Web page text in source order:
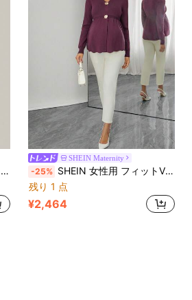
SHEIN Maternity
-25% SHEIN 女性用 フィットVネック メタルボタン ラッフルヘム デザイン エレガントなマタニティカーディガン、長袖
残り 1 点
¥2,464